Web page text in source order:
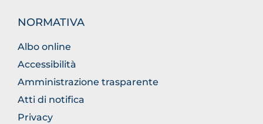
NORMATIVA
Albo online
Accessibilità
Amministrazione trasparente
Atti di notifica
Privacy